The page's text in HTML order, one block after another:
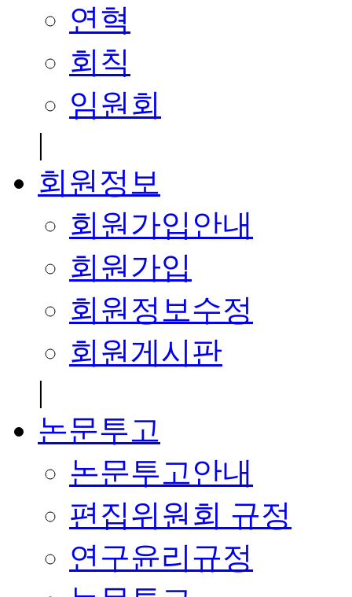
연혁
회칙
임원회
|
회원정보
회원가입안내
회원가입
회원정보수정
회원게시판
|
논문투고
논문투고안내
편집위원회 규정
연구윤리규정